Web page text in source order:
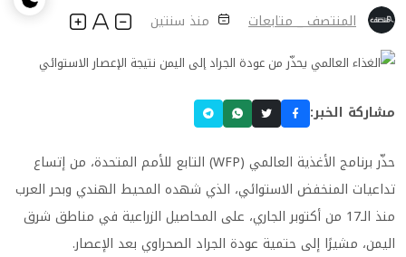
المنتصف _ متابعات منذ سنتين
مشاركة الخبر:
حذّر برنامج الأغذية العالمي (WFP) التابع للأمم المتحدة، من إتساع
تداعيات المنخفض الاستوائي، الذي شهده المحيط الهندي وبحر العرب
منذ الـ17 من أكتوبر الجاري، على المحاصيل الزراعية في مناطق شرق
اليمن، مشيرًا إلى حتمية عودة الجراد الصحراوي بعد الإعصار.